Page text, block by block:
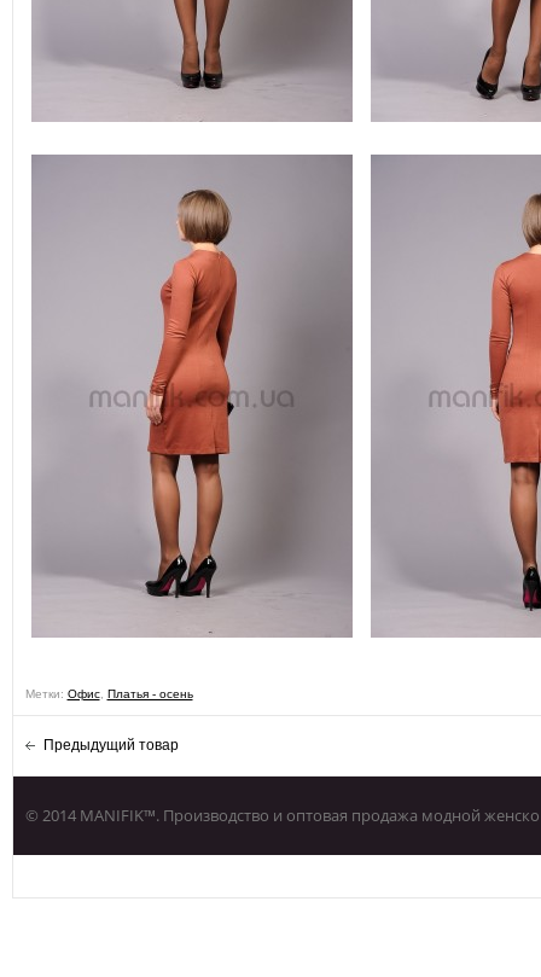
Метки: Офис, Платья - осень
Предыдущий товар
© 2014 MANIFIK™. Производство и оптовая продажа модной